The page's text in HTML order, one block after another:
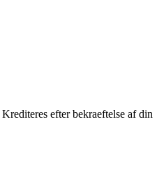
Krediteres efter bekraeftelse af din